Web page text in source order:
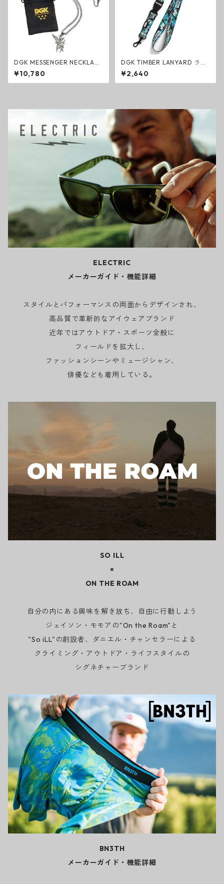
DGK MESSENGER NECKLACE
ネックレス シルバー スカルマ
スク エンジェル スケートボー
ド アクセサリー
¥10,780
DGK TIMBER LANYARD ラン
ヤード TREE CAMO ファッシ
ョン ネックストラップ スケー
トボード
¥2,640
ELECTRIC
メーカーガイド・機能詳細
スタイルとパフォーマンスの両面からデザインされ、
高品質で革新的なアイウェアブランド
近年ではアウトドア・スポーツ全般に
フィールドを拡大し、
ファッションシーンやミュージシャン、
俳優なども着用している。
SO ILL
×
ON THE ROAM
自分の内にある興味を解き放ち、自由に行動しよう
ジェイソン・モモアの"On the Roam"と
"So iLL"の創設者、ダニエル・チャンセラーによる
クライミング・アウトドア・ライフスタイルの
シグネチャーブランド
BN3TH
メーカーガイド・機能詳細